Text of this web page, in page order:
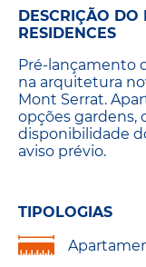
DESCRIÇÃO DO
RESIDENCES
Pré-lançamento
na arquitetura
Mont Serrat.
opções gardens,
disponibilidade
aviso prévio.
TIPOLOGIAS